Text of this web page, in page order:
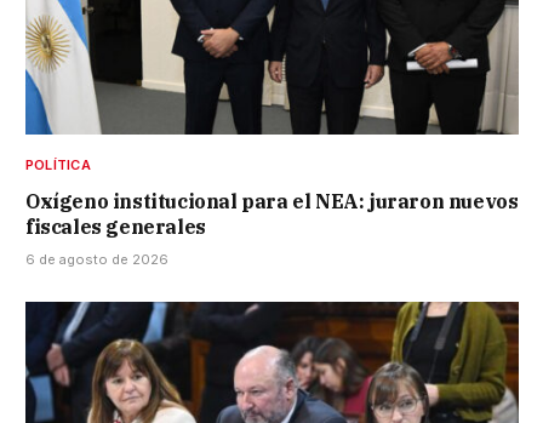
POLÍTICA
Oxígeno institucional para el NEA: juraron nuevos
fiscales generales
6 de agosto de 2026